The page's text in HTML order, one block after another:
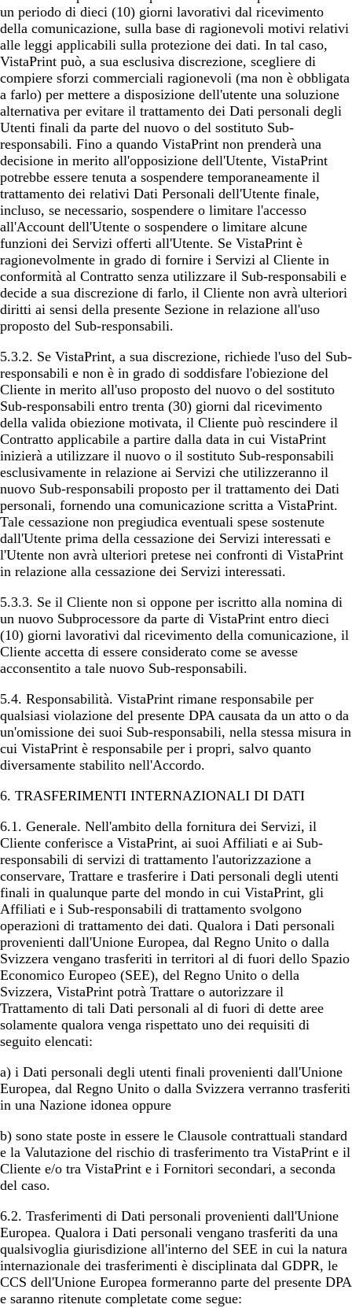
un periodo di dieci (10) giorni lavorativi dal ricevimento
della comunicazione, sulla base di ragionevoli motivi relativi
alle leggi applicabili sulla protezione dei dati. In tal caso,
VistaPrint può, a sua esclusiva discrezione, scegliere di
compiere sforzi commerciali ragionevoli (ma non è obbligata
a farlo) per mettere a disposizione dell'utente una soluzione
alternativa per evitare il trattamento dei Dati personali degli
Utenti finali da parte del nuovo o del sostituto Sub-
responsabili. Fino a quando VistaPrint non prenderà una
decisione in merito all'opposizione dell'Utente, VistaPrint
potrebbe essere tenuta a sospendere temporaneamente il
trattamento dei relativi Dati Personali dell'Utente finale,
incluso, se necessario, sospendere o limitare l'accesso
all'Account dell'Utente o sospendere o limitare alcune
funzioni dei Servizi offerti all'Utente. Se VistaPrint è
ragionevolmente in grado di fornire i Servizi al Cliente in
conformità al Contratto senza utilizzare il Sub-responsabili e
decide a sua discrezione di farlo, il Cliente non avrà ulteriori
diritti ai sensi della presente Sezione in relazione all'uso
proposto del Sub-responsabili.
5.3.2. Se VistaPrint, a sua discrezione, richiede l'uso del Sub-
responsabili e non è in grado di soddisfare l'obiezione del
Cliente in merito all'uso proposto del nuovo o del sostituto
Sub-responsabili entro trenta (30) giorni dal ricevimento
della valida obiezione motivata, il Cliente può rescindere il
Contratto applicabile a partire dalla data in cui VistaPrint
inizierà a utilizzare il nuovo o il sostituto Sub-responsabili
esclusivamente in relazione ai Servizi che utilizzeranno il
nuovo Sub-responsabili proposto per il trattamento dei Dati
personali, fornendo una comunicazione scritta a VistaPrint.
Tale cessazione non pregiudica eventuali spese sostenute
dall'Utente prima della cessazione dei Servizi interessati e
l'Utente non avrà ulteriori pretese nei confronti di VistaPrint
in relazione alla cessazione dei Servizi interessati.
5.3.3. Se il Cliente non si oppone per iscritto alla nomina di
un nuovo Subprocessore da parte di VistaPrint entro dieci
(10) giorni lavorativi dal ricevimento della comunicazione, il
Cliente accetta di essere considerato come se avesse
acconsentito a tale nuovo Sub-responsabili.
5.4. Responsabilità. VistaPrint rimane responsabile per
qualsiasi violazione del presente DPA causata da un atto o da
un'omissione dei suoi Sub-responsabili, nella stessa misura in
cui VistaPrint è responsabile per i propri, salvo quanto
diversamente stabilito nell'Accordo.
6. TRASFERIMENTI INTERNAZIONALI DI DATI
6.1. Generale. Nell'ambito della fornitura dei Servizi, il
Cliente conferisce a VistaPrint, ai suoi Affiliati e ai Sub-
responsabili di servizi di trattamento l'autorizzazione a
conservare, Trattare e trasferire i Dati personali degli utenti
finali in qualunque parte del mondo in cui VistaPrint, gli
Affiliati e i Sub-responsabili di trattamento svolgono
operazioni di trattamento dei dati. Qualora i Dati personali
provenienti dall'Unione Europea, dal Regno Unito o dalla
Svizzera vengano trasferiti in territori al di fuori dello Spazio
Economico Europeo (SEE), del Regno Unito o della
Svizzera, VistaPrint potrà Trattare o autorizzare il
Trattamento di tali Dati personali al di fuori di dette aree
solamente qualora venga rispettato uno dei requisiti di
seguito elencati:
a) i Dati personali degli utenti finali provenienti dall'Unione
Europea, dal Regno Unito o dalla Svizzera verranno trasferiti
in una Nazione idonea oppure
b) sono state poste in essere le Clausole contrattuali standard
e la Valutazione del rischio di trasferimento tra VistaPrint e il
Cliente e/o tra VistaPrint e i Fornitori secondari, a seconda
del caso.
6.2. Trasferimenti di Dati personali provenienti dall'Unione
Europea. Qualora i Dati personali vengano trasferiti da una
qualsivoglia giurisdizione all'interno del SEE in cui la natura
internazionale dei trasferimenti è disciplinata dal GDPR, le
CCS dell'Unione Europea formeranno parte del presente DPA
e saranno ritenute completate come segue: